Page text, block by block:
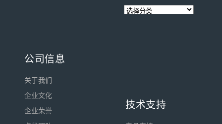
公司信息
关于我们
企业文化
企业荣誉
技术支持